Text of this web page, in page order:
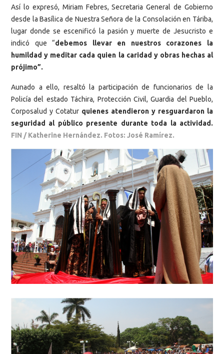
Así lo expresó, Miriam Febres, Secretaria General de Gobierno
desde la Basílica de Nuestra Señora de la Consolación en Táriba,
lugar donde se escenificó la pasión y muerte de Jesucristo e
indicó que “debemos llevar en nuestros corazones la
humildad y meditar cada quien la caridad y obras hechas al
prójimo”.
Aunado a ello, resaltó la participación de funcionarios de la
Policía del estado Táchira, Protección Civil, Guardia del Pueblo,
Corposalud y Cotatur quienes atendieron y resguardaron la
seguridad al público presente durante toda la actividad.
FIN / Katherine Hernández. Fotos: José Ramírez.